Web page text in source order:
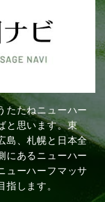
たたねニューハー
と思います。東
島、札幌と日本全
にあるニューハー
ューハーフマッサ
します。